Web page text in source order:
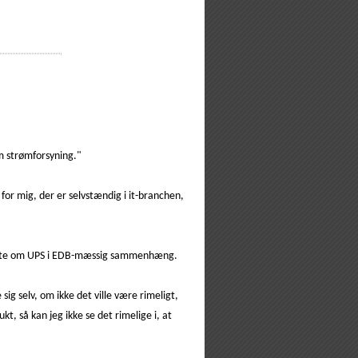
strømforsyning."
mig, der er selvstændig i it-branchen,
om UPS i EDB-mæssig sammenhæng.
sig selv, om ikke det ville være rimeligt,
så kan jeg ikke se det rimelige i, at